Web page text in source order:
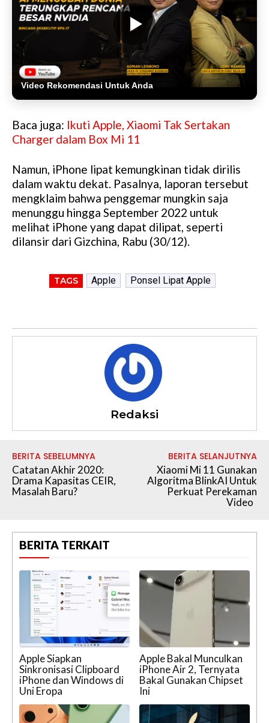
Video Rekomendasi Untuk Anda
Baca juga: Ikuti Apple, Xiaomi Tak Sertakan
Charger dalam Box Mi 11
Namun, iPhone lipat kemungkinan tidak dirilis
dalam waktu dekat. Pasalnya, laporan tersebut
mengklaim bahwa penggemar mungkin saja
menunggu hingga September 2022 untuk
melihat iPhone yang dapat dilipat, seperti
dilansir dari Gizchina, Rabu (30/12).
TAGS Apple Ponsel Lipat Apple
Redaksi
BERITA SEBELUMNYA
Catatan Akhir 2020:
Drama Kapasitas CEIR,
Masalah Baru?
BERITA SELANJUTNYA
Xiaomi Mi 11 Gunakan
Algoritma BlinkAI Untuk
Perkuat Perekaman
Video
BERITA TERKAIT
Apple Siapkan
Sinkronisasi Clipboard
iPhone dan Windows di
Uni Eropa
Apple Bakal Munculkan
iPhone Air 2, Ternyata
Bakal Gunakan Chipset
Ini